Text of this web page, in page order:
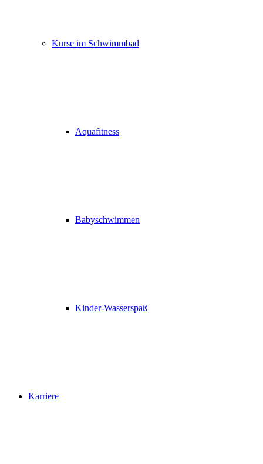
Kurse im Schwimmbad
Aquafitness
Babyschwimmen
Kinder-Wasserspaß
Karriere